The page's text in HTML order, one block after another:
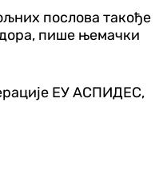
послова такође
пише њемачки
ЕУ АСПИДЕС,